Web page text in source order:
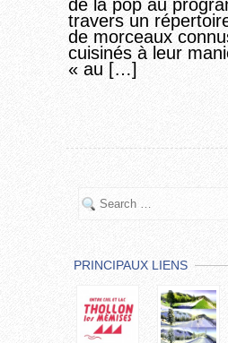
de la pop au
travers un
de morceaux
cuisinés à leur
« au […]
PRINCIPAUX LIENS